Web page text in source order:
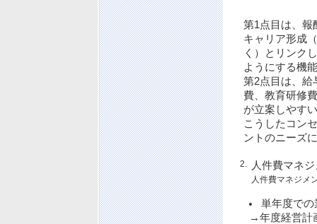
第1点目は、報
キャリア形成
く）とリンク
ようにする機
第2点目は、
費、教育研修
が立案しやす
こうしたコン
ントのニーズ
2. 人件費マネ
人件費マネジメ
単年度で
→年度経営計